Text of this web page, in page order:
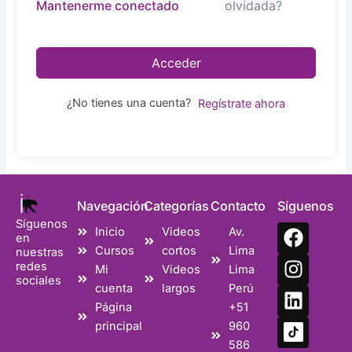
Mantenerme conectado
olvidada?
Acceder
¿No tienes una cuenta? Regístrate ahora
Síguenos
en
nuestras
redes
sociales
Navegación
Inicio
Cursos
Mi
cuenta
Página
principal
Categorías
Videos
cortos
Videos
largos
Contacto
Av.
Lima
Lima
Perú
+51
960
586
Síguenos
F
a
c
e
b
o
I
n
s
t
a
g
L
i
n
k
e
d